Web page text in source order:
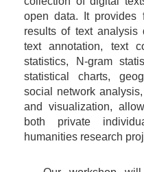
open data. It provides
results of text analysis
text annotation, text
statistics, N-gram
statistical charts,
social network
and visualization,
both private
humanities research